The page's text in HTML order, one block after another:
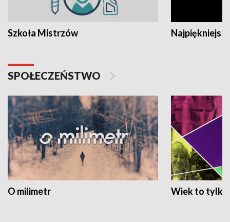
Szkoła Mistrzów
SPOŁECZEŃSTWO
O milimetr Wiek to tylko